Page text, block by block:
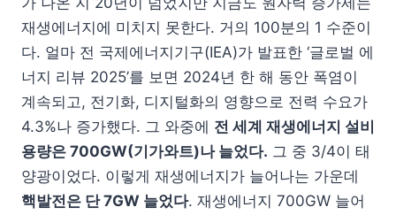
재생에너지에 미치지 못한다. 거의 100분의 1 수준이
다. 얼마 전 국제에너지기구(IEA)가 발표한 ‘글로벌 에
너지 리뷰 2025’를 보면 2024년 한 해 동안 폭염이
계속되고, 전기화, 디지털화의 영향으로 전력 수요가
4.3%나 증가했다. 그 와중에 전 세계 재생에너지 설비
용량은 700GW(기가와트)나 늘었다. 그 중 3/4이 태
양광이었다. 이렇게 재생에너지가 늘어나는 가운데
핵발전은 단7GW 늘었다. 재생에너지 700GW 늘어